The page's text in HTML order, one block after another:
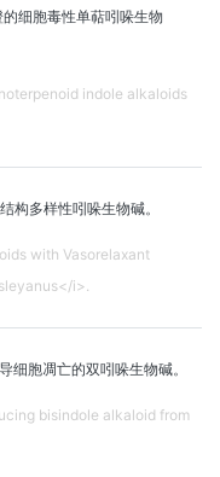
细胞毒性单萜吲哚生物
indole alkaloids
构多样性吲哚生物碱。
with Vasorelaxant
i>.
细胞凋亡的双吲哚生物碱。
bisindole alkaloid from